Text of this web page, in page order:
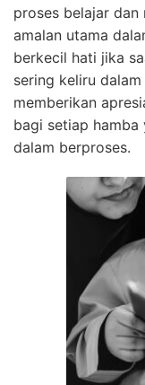
proses belajar dan
amalan utama
berkecil hati jika
sering keliru
memberikan
bagi setiap hamba
dalam berproses.